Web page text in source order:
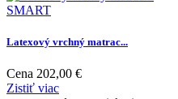
SMART
Latexový vrchný matrac...
Cena 202,00 €
Zistiť viac